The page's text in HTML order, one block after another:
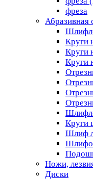
фреза
Абразивная
Круги
Круги
Круги
Круги
Шлиф
Ножи,
Диски